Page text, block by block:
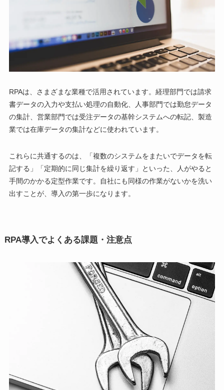
RPAは、さまざまな業種で活用されています。経理部門では請求
書データの入力や支払い処理の自動化、人事部門では勤怠データ
の集計、営業部門では受注データの基幹システムへの転記、製造
業では在庫データの集計などに使われています。
これらに共通するのは、「複数のシステムをまたいでデータを転
記する」「定期的に同じ集計を繰り返す」といった、人がやると
手間のかかる定型作業です。自社にも同様の作業がないかを洗い
出すことが、導入の第一歩になります。
RPA導入でよくある課題・注意点